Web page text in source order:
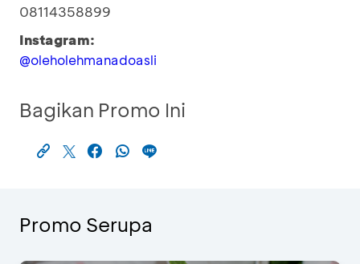
08114358899
Instagram:
@oleholehmanadoasli
Bagikan Promo Ini
Promo Serupa